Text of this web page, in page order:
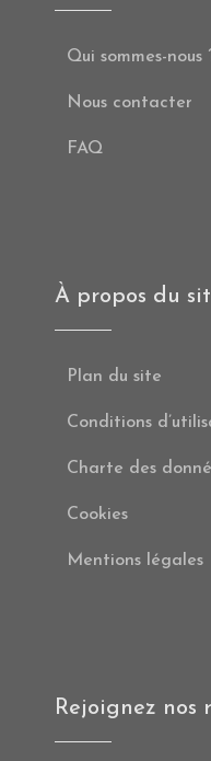
Qui sommes-nous
Nous contacter
FAQ
À propos du
Plan du site
Conditions
Charte des
Cookies
Mentions légales
Rejoignez nos